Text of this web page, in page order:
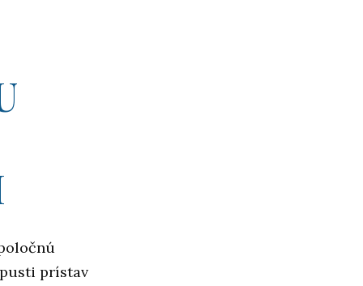
prístav